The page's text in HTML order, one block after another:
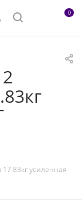
0
усиленная